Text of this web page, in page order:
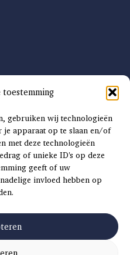
toestemming
gebruiken wij technologieën
je apparaat op te slaan en/of
met deze technologieën
of unieke ID's op deze
geeft of uw
invloed hebben op